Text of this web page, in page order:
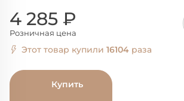
4 285 ₽
Розничная цена
Этот товар купили 16104 раза
Купить